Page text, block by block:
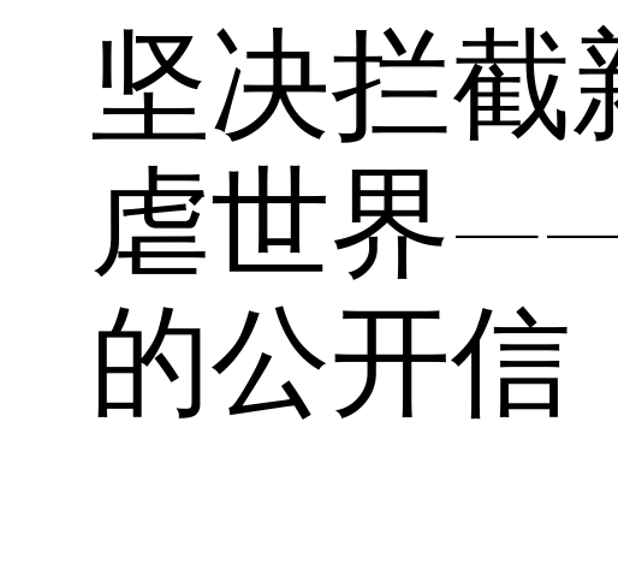
坚决拦截
虐世界
的公开信